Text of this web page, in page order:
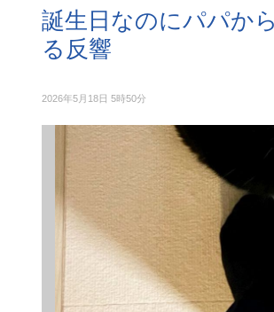
誕生日なのにパパか
る反響
2026年5月18日 5時50分